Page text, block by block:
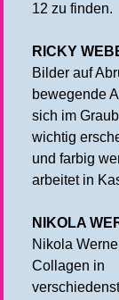
12 zu finden.
RICKY
Bilder auf
bewegende
sich im
wichtig
und farbig
arbeitet in
NIKOLA
Nikola
Collagen in